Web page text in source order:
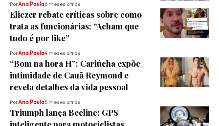
PorAna Paula6 meses atrás
Eliezer rebate críticas sobre como
trata as funcionárias: “Acham que
tudo é por like”
PorAna Paula4 meses atrás
“Bom na hora H”: Cariúcha expõe
intimidade de Cauã Reymond e
revela detalhes da vida pessoal
PorAna Paula5 meses atrás
Triumph lança Beeline: GPS